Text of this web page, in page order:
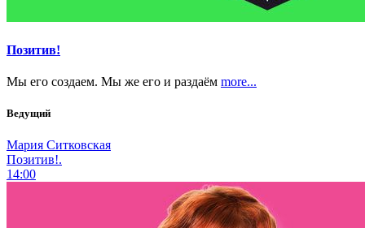
Позитив!
Мы его создаем. Мы же его и раздаём more...
Ведущий
Мария Ситковская
Позитив!.
14:00